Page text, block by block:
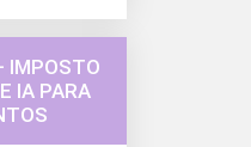
IMPOSTO
IA PARA